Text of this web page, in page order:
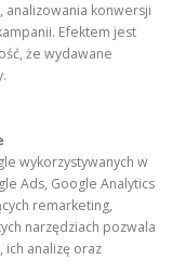
konwersji
Efektem jest
że wydawane
wykorzystywanych w
Ads, Google Analytics
remarketing,
narzędziach pozwala
ich analizę oraz